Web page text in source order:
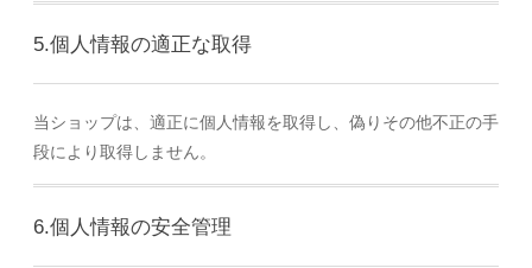
5.個人情報の適正な取得
当ショップは、適正に個人情報を取得し、偽りその他不正の手
段により取得しません。
6.個人情報の安全管理